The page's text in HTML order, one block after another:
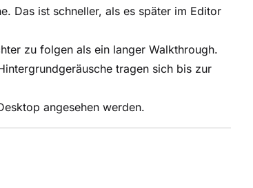
Das ist schneller, als es später im Editor
zu folgen als ein langer Walkthrough.
tragen sich bis zur
angesehen werden.